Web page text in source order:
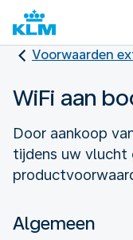
Voorwaarden
WiFi aan
Door aankoop
tijdens uw vlucht
Algemeen